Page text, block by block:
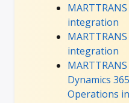
integration
integration
Dynamics
Operations